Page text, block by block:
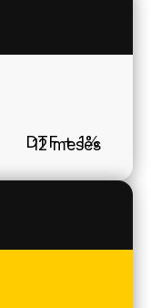
DTF + 1%
12 meses